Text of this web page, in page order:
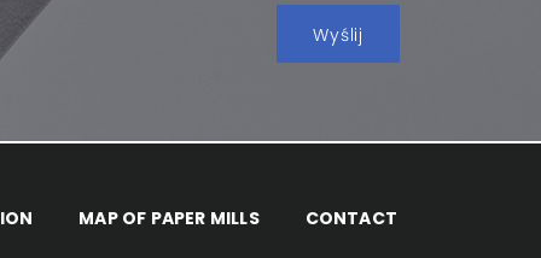
MAP OF PAPER MILLS CONTACT